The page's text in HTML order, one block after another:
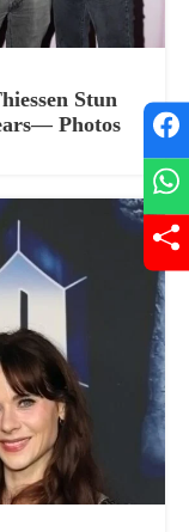
Stun
Photos